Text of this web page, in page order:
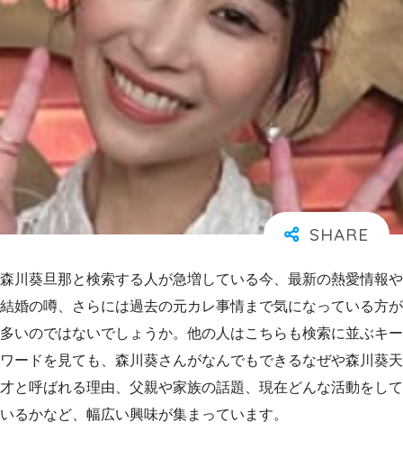
森川葵旦那と検索する人が急増している今、最新の熱愛情報や
結婚の噂、さらには過去の元カレ事情まで気になっている方が
多いのではないでしょうか。他の人はこちらも検索に並ぶキー
ワードを見ても、森川葵さんがなんでもできるなぜや森川葵天
才と呼ばれる理由、父親や家族の話題、現在どんな活動をして
いるかなど、幅広い興味が集まっています。